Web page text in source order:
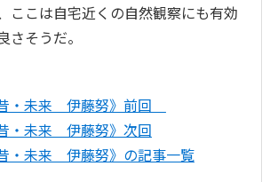
ここは自宅近くの自然観察にも有効
さそうだ。
昔・未来 伊藤努》前回
・未来 伊藤努》次回
・未来 伊藤努》の記事一覧